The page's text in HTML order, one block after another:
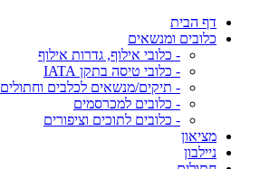
דף הבית
כלובים ומנשאים
- כלובי אילוף, גדרות אילוף
- כלובי טיסה בתקן IATA
- תיקים/מנשאים לכלבים וחתולים
- כלובים למכרסמים
- כלובים לתוכים וציפורים
מציאון
ניילבון